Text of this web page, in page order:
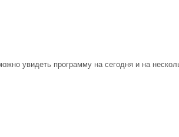
увидеть программу на сегодня и на